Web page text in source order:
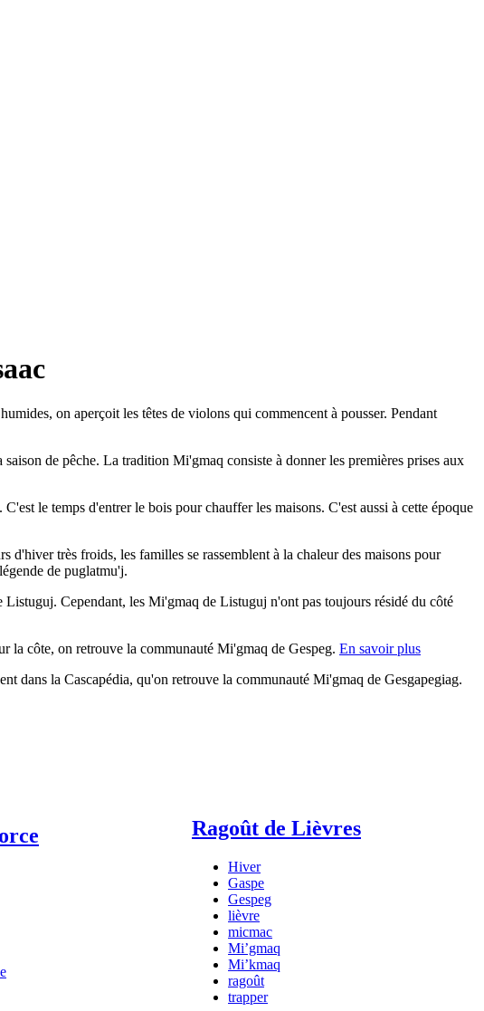
on aperçoit les têtes de violons qui commencent à pousser. Pendant
de pêche. La tradition Mi'gmaq consiste à donner les premières prises aux
le temps d'entrer le bois pour chauffer les maisons. C'est aussi à cette époque
très froids, les familles se rassemblent à la chaleur des maisons pour
de puglatmu'j.
Cependant, les Mi'gmaq de Listuguj n'ont pas toujours résidé du côté
la côte, on retrouve la communauté Mi'gmaq de Gespeg. En savoir plus
dans la Cascapédia, qu'on retrouve la communauté Mi'gmaq de Gesgapegiag.
Ragoût de Lièvres
Hiver
Gaspe
Gespeg
lièvre
micmac
Mi’gmaq
Mi’kmaq
ragoût
trapper